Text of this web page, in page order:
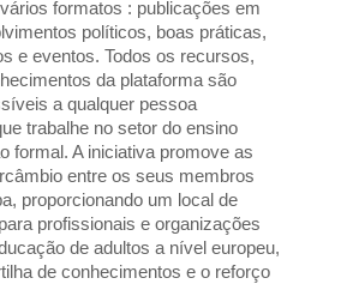
formatos : publicações em
políticos, boas práticas,
e eventos. Todos os recursos,
da plataforma são
a qualquer pessoa
trabalhe no setor do ensino
formal. A iniciativa promove as
entre os seus membros
proporcionando um local de
profissionais e organizações
de adultos a nível europeu,
de conhecimentos e o reforço